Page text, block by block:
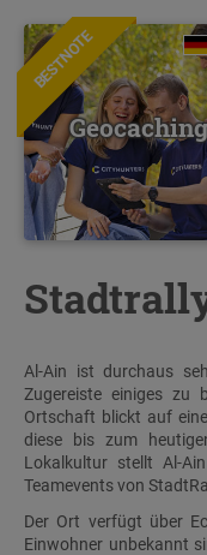
BESTNOTE
Geocaching
Al-Ain ist durchaus
Zugereiste einiges zu
Ortschaft blickt auf
diese bis zum
Lokalkultur stellt Al-
Teamevents von
Der Ort verfügt über
Einwohner unbekannt